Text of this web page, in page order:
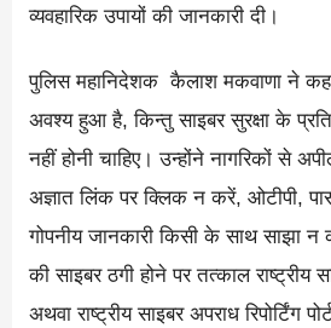
व्यवहारिक उपायों की जानकारी दी।
पुलिस महानिदेशक कैलाश मकवाणा ने
अवश्य हुआ है, किन्तु साइबर सुरक्षा के
नहीं होनी चाहिए। उन्होंने नागरिकों से
अज्ञात लिंक पर क्लिक न करें, ओटीपी,
गोपनीय जानकारी किसी के साथ साझा न
की साइबर ठगी होने पर तत्काल राष्ट्रीय
अथवा राष्ट्रीय साइबर अपराध रिपोर्टिंग